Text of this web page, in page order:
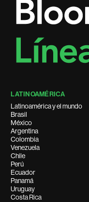
LATINOAMÉRICA
Latinoamérica y el mundo
Brasil
México
Argentina
Colombia
Venezuela
Chile
Perú
Ecuador
Panamá
Uruguay
Costa Rica